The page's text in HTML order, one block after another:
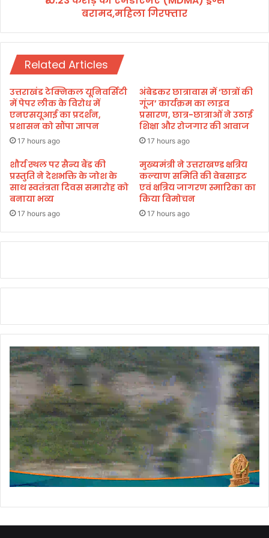
चिं
गै
र
रू
री
:
चौ
न
म
ए
(
M
D
M
A
ड्र
ग्स
ब
रा
म
ला
गि
र
बरामद,महिला गिरफ्तार
Related Articles
उत्तराखंड टेक्निकल यूनिवर्सिटी
में पेपर लीक के विरोध में
एनएसयूआई का प्रदर्शन,
प्रशासन को सौंपा ज्ञापन
17 hours ago
अंबेडकर छात्रावास में ‘छात्रों की
गूंज’ कार्यक्रम का लाइव
प्रसारण, छात्र-छात्राओं ने उठाई
शिक्षा और रोजगार की आवाज
17 hours ago
शौर्य स्थल पर सैन्य बैंड की
प्रस्तुति ने देशभक्ति के जोश के
साथ स्वतंत्रता दिवस समारोह को
बनाया भव्य
17 hours ago
मुख्यमंत्री ने उत्तराखण्ड क्षत्रिय
कल्याण समिति की वेबसाइट
एवं क्षत्रिय जागरण स्मारिका का
किया विमोचन
17 hours ago